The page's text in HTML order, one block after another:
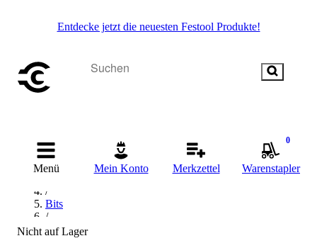
Entdecke jetzt die neuesten Festool Produkte!
Menü Mein Konto Merkzettel
0
Warenstapler
Startseite
/
/
Bits
/
Bit-Sets
Nicht auf Lager